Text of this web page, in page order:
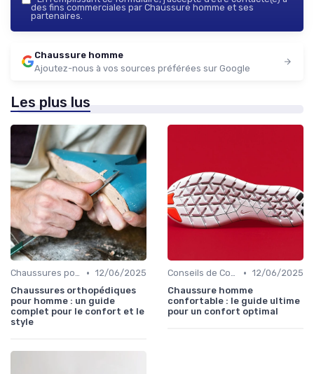
des fins commerciales par Chaussure homme et ses
partenaires.
Chaussure homme
Ajoutez-nous à vos sources préférées sur Google
Les plus lus
Chaussures pour Conditions Spécifiques • 12/06/2025
Chaussures orthopédiques
pour homme : un guide
complet pour le confort et le
style
Conseils de Confort au Quotidien • 12/06/2025
Chaussure homme
confortable : le guide ultime
pour un confort optimal